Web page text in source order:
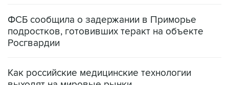
ФСБ сообщила о задержании в Приморье
подростков, готовивших теракт на объекте
Росгвардии
Как российские медицинские технологии